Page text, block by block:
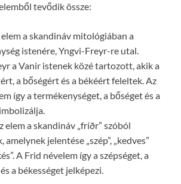
tevődik össze:
elem a skandináv mitológiában a
istenére, Yngvi-Freyr-re utal.
a Vanir istenek közé tartozott, akik a
a bőségért és a békéért feleltek. Az
így a termékenységet, a bőséget és a
elem a skandináv „fríðr” szóból
amelynek jelentése „szép”, „kedves”
A Frid névelem így a szépséget, a
a békességet jelképezi.